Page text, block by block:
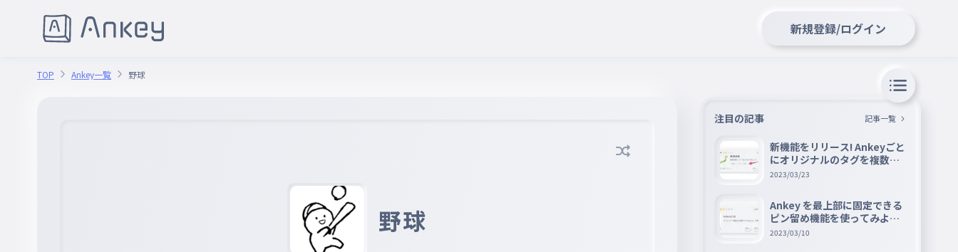
新規登録/ログイン
TOP Ankey一覧 野球
野球
注目の記事 記事一覧
新機能をリリース! Ankeyごと
にオリジナルのタグを複数設
定できる『タグ機能』を紹介
2023/03/23
Ankey を最上部に固定できる
ピン留め機能を使ってみよう
📌
2023/03/10